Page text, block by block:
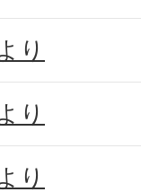
り
り
り